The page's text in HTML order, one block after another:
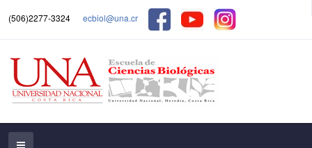
(506)2277-3324 ecbiol@una.cr